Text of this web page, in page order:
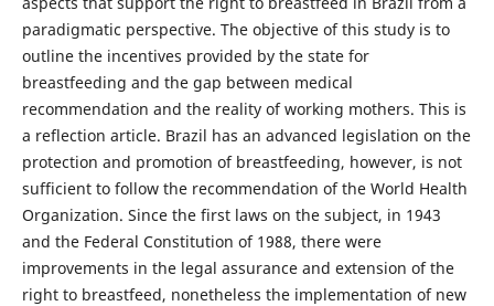
paradigmatic perspective. The objective of this study is to
outline the incentives provided by the state for
breastfeeding and the gap between medical
recommendation and the reality of working mothers. This is
a reflection article. Brazil has an advanced legislation on the
protection and promotion of breastfeeding, however, is not
sufficient to follow the recommendation of the World Health
Organization. Since the first laws on the subject, in 1943
and the Federal Constitution of 1988, there were
improvements in the legal assurance and extension of the
right to breastfeed, nonetheless the implementation of new